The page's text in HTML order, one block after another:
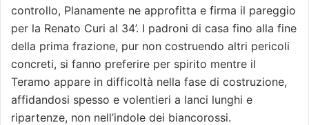
controllo, Planamente ne approfitta e firma il pareggio
per la Renato Curi al 34’. I padroni di casa fino alla fine
della prima frazione, pur non costruendo altri pericoli
concreti, si fanno preferire per spirito mentre il
Teramo appare in difficoltà nella fase di costruzione,
affidandosi spesso e volentieri a lanci lunghi e
ripartenze, non nell’indole dei biancorossi.